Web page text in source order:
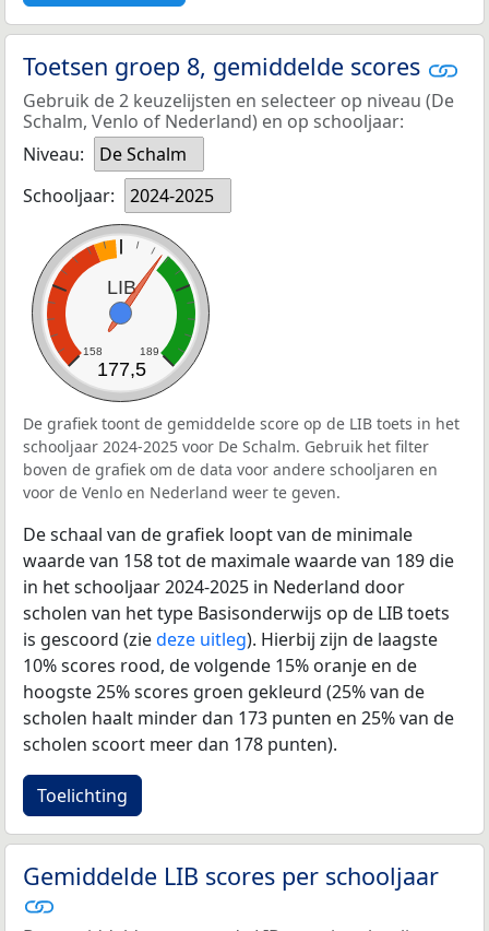
Toetsen groep 8, gemiddelde scores
Gebruik de 2 keuzelijsten en selecteer op niveau (De
Schalm, Venlo of Nederland) en op schooljaar:
Niveau:
De Schalm
Schooljaar:
2024-2025
LIB
158 189
177,5
De grafiek toont de gemiddelde score op de LIB toets in het
schooljaar 2024-2025 voor De Schalm. Gebruik het filter
boven de grafiek om de data voor andere schooljaren en
voor de Venlo en Nederland weer te geven.
De schaal van de grafiek loopt van de minimale
waarde van 158 tot de maximale waarde van 189 die
in het schooljaar 2024-2025 in Nederland door
scholen van het type Basisonderwijs op de LIB toets
is gescoord (ziedeze uitleg). Hierbij zijn de laagste
10% scores rood, de volgende 15% oranje en de
hoogste 25% scores groen gekleurd (25% van de
scholen haalt minder dan 173 punten en 25% van de
scholen scoort meer dan 178 punten).
Toelichting
Gemiddelde LIB scores per schooljaar